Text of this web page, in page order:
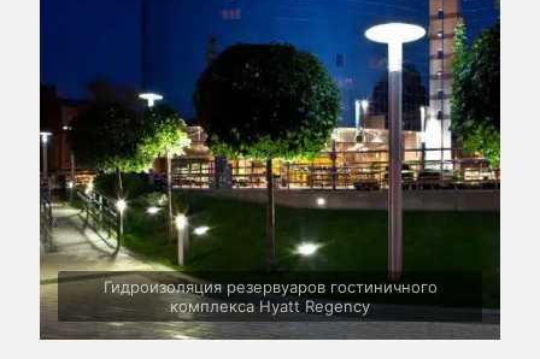
Гидроизоляция резервуаров гостиничного
комплекса Hyatt Regency